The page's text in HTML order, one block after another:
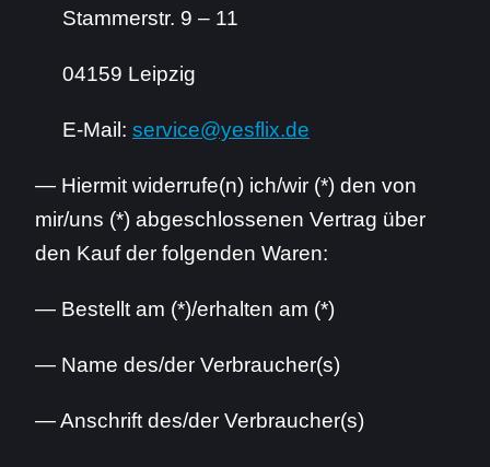
Stammerstr. 9 – 11
04159 Leipzig
E-Mail: service@yesflix.de
— Hiermit widerrufe(n) ich/wir (*) den von
mir/uns (*) abgeschlossenen Vertrag über
den Kauf der folgenden Waren:
— Bestellt am (*)/erhalten am (*)
— Name des/der Verbraucher(s)
— Anschrift des/der Verbraucher(s)